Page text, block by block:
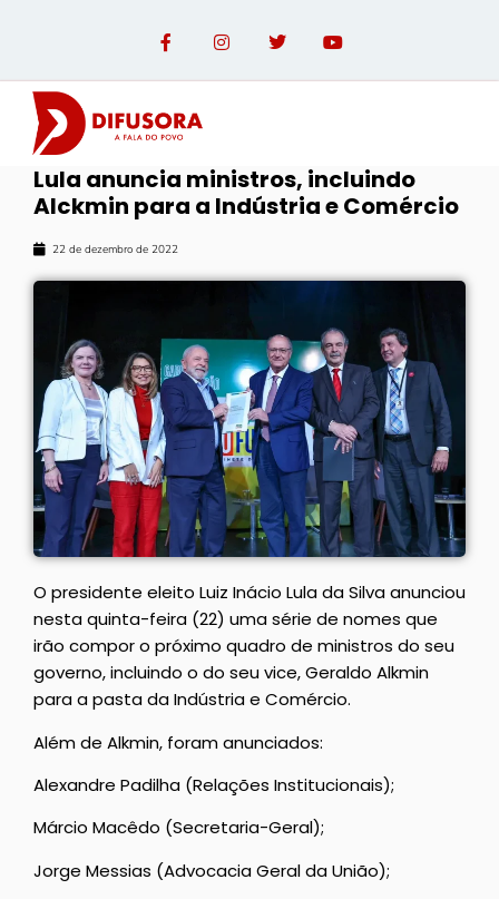
Lula anuncia ministros, incluindo
Alckmin para a Indústria e Comércio
22 de dezembro de 2022
O presidente eleito Luiz Inácio Lula da Silva anunciou
nesta quinta-feira (22) uma série de nomes que
irão compor o próximo quadro de ministros do seu
governo, incluindo o do seu vice, Geraldo Alkmin
para a pasta da Indústria e Comércio.
Além de Alkmin, foram anunciados:
Alexandre Padilha (Relações Institucionais);
Márcio Macêdo (Secretaria-Geral);
Jorge Messias (Advocacia Geral da União);